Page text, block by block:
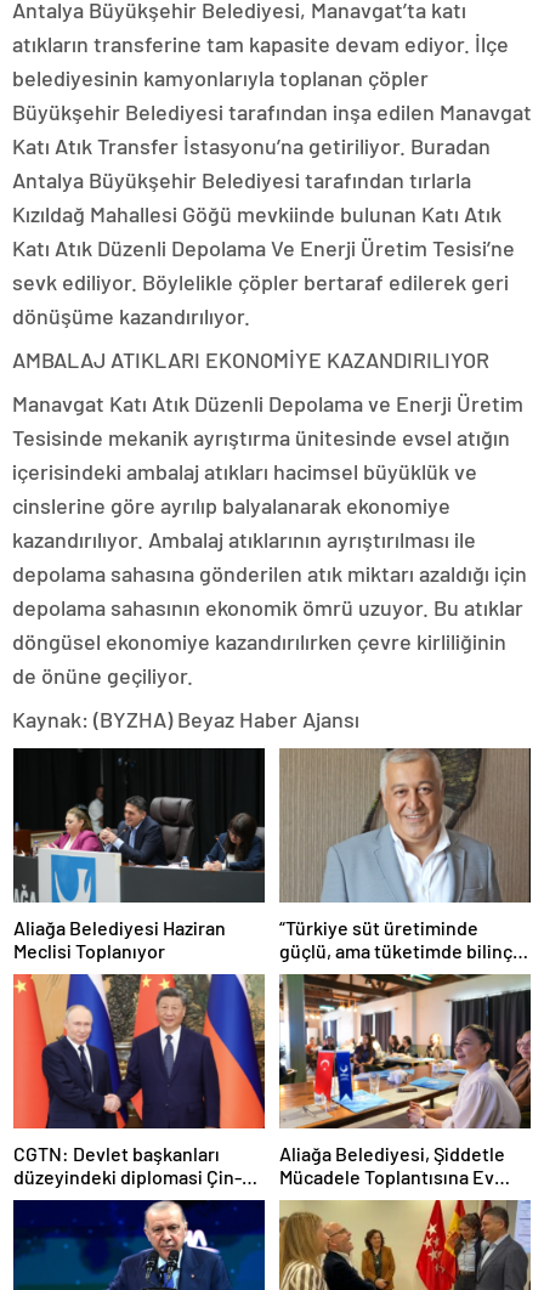
Antalya Büyükşehir Belediyesi, Manavgat’ta katı
atıkların transferine tam kapasite devam ediyor. İlçe
belediyesinin kamyonlarıyla toplanan çöpler
Büyükşehir Belediyesi tarafından inşa edilen Manavgat
Katı Atık Transfer İstasyonu’na getiriliyor. Buradan
Antalya Büyükşehir Belediyesi tarafından tırlarla
Kızıldağ Mahallesi Göğü mevkiinde bulunan Katı Atık
Katı Atık Düzenli Depolama Ve Enerji Üretim Tesisi’ne
sevk ediliyor. Böylelikle çöpler bertaraf edilerek geri
dönüşüme kazandırılıyor.
AMBALAJ ATIKLARI EKONOMİYE KAZANDIRILIYOR
Manavgat Katı Atık Düzenli Depolama ve Enerji Üretim
Tesisinde mekanik ayrıştırma ünitesinde evsel atığın
içerisindeki ambalaj atıkları hacimsel büyüklük ve
cinslerine göre ayrılıp balyalanarak ekonomiye
kazandırılıyor. Ambalaj atıklarının ayrıştırılması ile
depolama sahasına gönderilen atık miktarı azaldığı için
depolama sahasının ekonomik ömrü uzuyor. Bu atıklar
döngüsel ekonomiye kazandırılırken çevre kirliliğinin
de önüne geçiliyor.
Kaynak: (BYZHA) Beyaz Haber Ajansı
Aliağa Belediyesi Haziran
Meclisi Toplanıyor
“Türkiye süt üretiminde
güçlü, ama tüketimde bilinç
şart”
CGTN: Devlet başkanları
düzeyindeki diplomasi Çin-
Rusya arasındaki büyüyen
ortaklığı güçlendiriyor
Aliağa Belediyesi, Şiddetle
Mücadele Toplantısına Ev
Sahipliği Yaptı